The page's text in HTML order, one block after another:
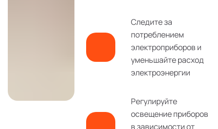
Следите за
потреблением
электроприборов и
уменьшайте расход
электроэнергии
Регулируйте
освещение приборов
в зависимости от